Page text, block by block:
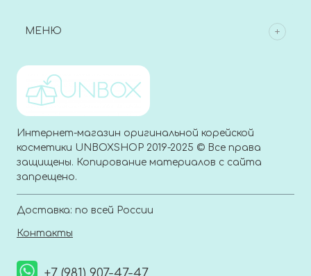
МЕНЮ
Интернет-магазин оригинальной корейской
косметики UNBOXSHOP 2019-2025 © Все права
защищены. Копирование материалов с сайта
запрещено.
Доставка: по всей России
Контакты
+7 (981) 907-47-47